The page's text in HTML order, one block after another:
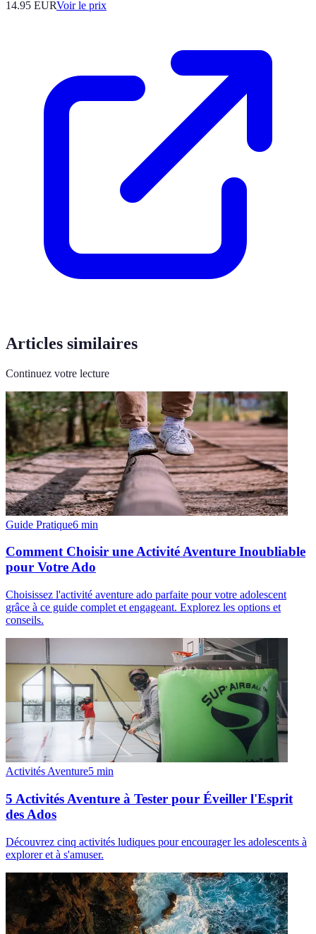
14.95 EURVoir le prix
Articles similaires
Continuez votre lecture
Guide Pratique6 min
Comment Choisir une Activité Aventure Inoubliable
pour Votre Ado
Choisissez l'activité aventure ado parfaite pour votre adolescent
grâce à ce guide complet et engageant. Explorez les options et
conseils.
Activités Aventure5 min
5 Activités Aventure à Tester pour Éveiller l'Esprit
des Ados
Découvrez cinq activités ludiques pour encourager les adolescents à
explorer et à s'amuser.